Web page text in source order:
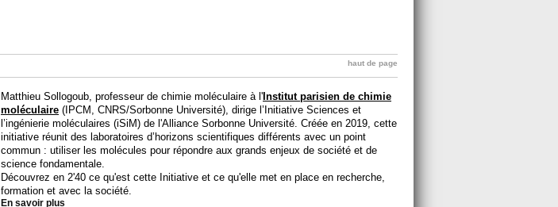
haut de page
Matthieu Sollogoub, professeur de chimie moléculaire à l' Institut parisien de chimie
moléculaire (IPCM, CNRS/Sorbonne Université), dirige l’Initiative Sciences et
l’ingénierie moléculaires (iSiM) de l'Alliance Sorbonne Université. Créée en 2019, cette
initiative réunit des laboratoires d’horizons scientifiques différents avec un point
commun : utiliser les molécules pour répondre aux grands enjeux de société et de
science fondamentale.
Découvrez en 2'40 ce qu'est cette Initiative et ce qu'elle met en place en recherche,
formation et avec la société.
En savoir plus